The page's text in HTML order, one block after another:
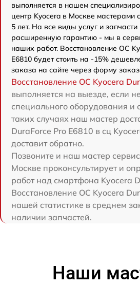
выполняется в нашем
центр Kyocera в Москве мастерами
5 лет. На все виды услуг и
расширенную гарантию - мы в
наших работ. Восстановление ОС
E6810 будет стоить на -15%
заказа на сайте через форму
Восстановление ОС Kyocera
выполняется на выезде, если
специального оборудования и
таких случаях наш мастер
DuraForce Pro E6810 в сц
доставит обратно.
Позвоните и наш мастер
Москве проконсультирует и
работ над смартфона Kyocera
Восстановление ОС Kyocera
нашей статистике в среднем
наличии запчастей.
Наши